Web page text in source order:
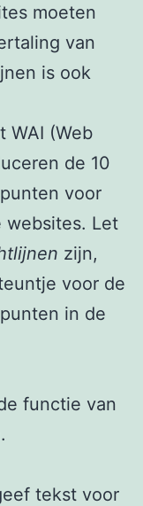
moeten
van
is ook
WAI (Web
de 10
voor
websites. Let
zijn,
voor de
in de
functie van
tekst voor